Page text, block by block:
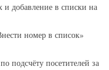
добавление в списки на
номер в список»
подсчёту посетителей за